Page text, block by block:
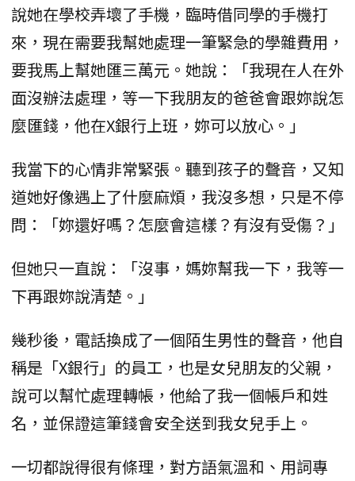
說她在學校弄壞了手機，臨時借同學的手機打
來，現在需要我幫她處理一筆緊急的學雜費用，
要我馬上幫她匯三萬元。她說：「我現在人在外
面沒辦法處理，等一下我朋友的爸爸會跟妳說怎
麼匯錢，他在X銀行上班，妳可以放心。」
我當下的心情非常緊張。聽到孩子的聲音，又知
道她好像遇上了什麼麻煩，我沒多想，只是不停
問：「妳還好嗎？怎麼會這樣？有沒有受傷？」
但她只一直說：「沒事，媽妳幫我一下，我等一
下再跟妳說清楚。」
幾秒後，電話換成了一個陌生男性的聲音，他自
稱是「X銀行」的員工，也是女兒朋友的父親，
說可以幫忙處理轉帳，他給了我一個帳戶和姓
名，並保證這筆錢會安全送到我女兒手上。
一切都說得很有條理，對方語氣溫和、用詞專